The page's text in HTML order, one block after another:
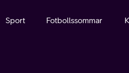
Sport Fotbollssommar